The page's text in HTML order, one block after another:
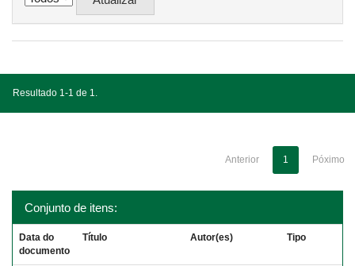
Resultado 1-1 de 1.
Anterior 1 Póximo
Conjunto de itens:
Data do
documento
Título Autor(es) Tipo